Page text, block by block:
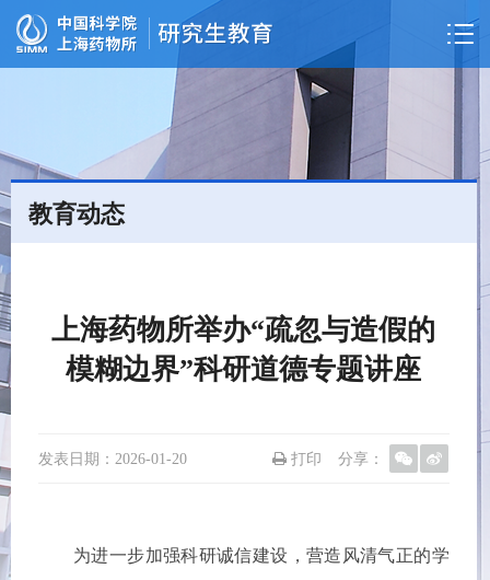
教育动态
上海药物所举办“疏忽与造假的
模糊边界”科研道德专题讲座
发表日期： 2026-01-20 分享：
打印
为进一步加强科研诚信建设，营造风清气正的学